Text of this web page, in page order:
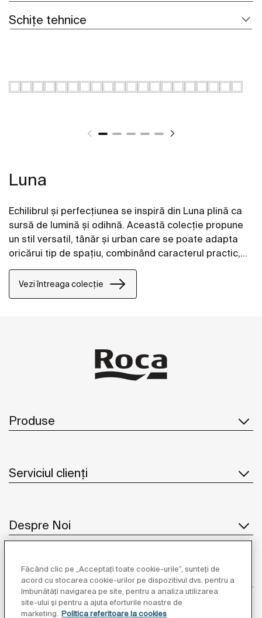
Schițe tehnice
Luna
Echilibrul şi perfecţiunea se inspiră din Luna plină ca
sursă de lumină şi odihnă. Această colecţie propune
un stil versatil, tânăr şi urban care se poate adapta
oricărui tip de spaţiu, combinând caracterul practic,
eleganţa şi stilul.
Vezi întreaga colecție
Produse
Serviciul clienți
Despre Noi
Inspirație
Unde să ne găsiți
Făcând clic pe „Acceptați toate cookie-urile”, sunteți de
acord cu stocarea cookie-urilor pe dispozitivul dvs. pentru a
îmbunătăți navigarea pe site, pentru a analiza utilizarea
site-ului și pentru a ajuta eforturile noastre de
marketing. Politica referitoare la cookies